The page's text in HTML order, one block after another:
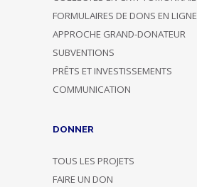
FORMULAIRES DE DONS EN LIGNE
APPROCHE GRAND-DONATEUR
SUBVENTIONS
PRÊTS ET INVESTISSEMENTS
COMMUNICATION
DONNER
TOUS LES PROJETS
FAIRE UN DON